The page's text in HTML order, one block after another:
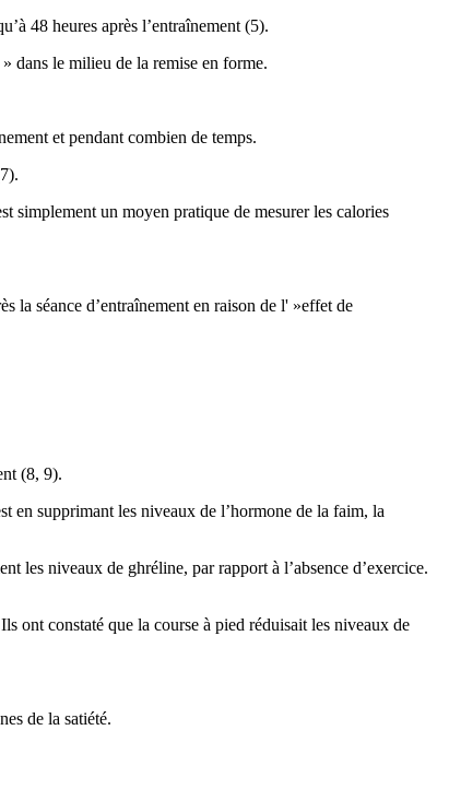
48 heures après l’entraînement (5).
dans le milieu de la remise en forme.
et pendant combien de temps.
simplement un moyen pratique de mesurer les calories
la séance d’entraînement en raison de l' »effet de
(8, 9).
en supprimant les niveaux de l’hormone de la faim, la
les niveaux de ghréline, par rapport à l’absence d’exercice.
ont constaté que la course à pied réduisait les niveaux de
de la satiété.